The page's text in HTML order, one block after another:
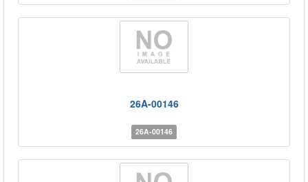
26A-00146
26A-00146